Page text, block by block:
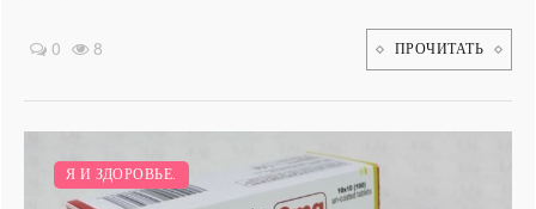
0 8 ПРОЧИТАТЬ
Я И ЗДОРОВЬЕ.